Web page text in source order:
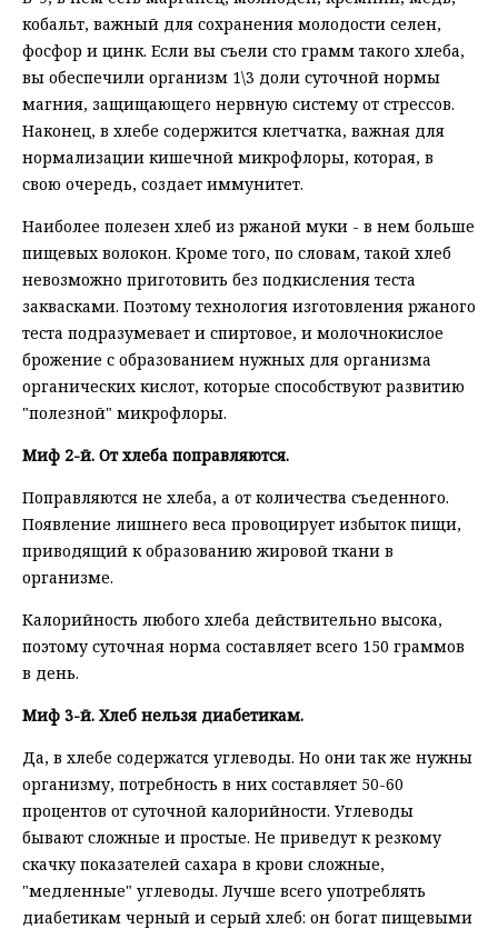
кобальт, важный для сохранения молодости селен,
фосфор и цинк. Если вы съели сто грамм такого хлеба,
вы обеспечили организм 1\3 доли суточной нормы
магния, защищающего нервную систему от стрессов.
Наконец, в хлебе содержится клетчатка, важная для
нормализации кишечной микрофлоры, которая, в
свою очередь, создает иммунитет.
Наиболее полезен хлеб из ржаной муки - в нем больше
пищевых волокон. Кроме того, по словам, такой хлеб
невозможно приготовить без подкисления теста
заквасками. Поэтому технология изготовления ржаного
теста подразумевает и спиртовое, и молочнокислое
брожение с образованием нужных для организма
органических кислот, которые способствуют развитию
"полезной" микрофлоры.
Миф 2-й. От хлеба поправляются.
Поправляются не хлеба, а от количества съеденного.
Появление лишнего веса провоцирует избыток пищи,
приводящий к образованию жировой ткани в
организме.
Калорийность любого хлеба действительно высока,
поэтому суточная норма составляет всего 150 граммов
в день.
Миф 3-й. Хлеб нельзя диабетикам.
Да, в хлебе содержатся углеводы. Но они так же нужны
организму, потребность в них составляет 50-60
процентов от суточной калорийности. Углеводы
бывают сложные и простые. Не приведут к резкому
скачку показателей сахара в крови сложные,
"медленные" углеводы. Лучше всего употреблять
диабетикам черный и серый хлеб: он богат пищевыми